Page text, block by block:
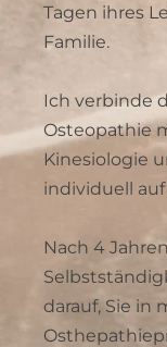
Tagen ihres
Familie.
Ich verbinde
Osteopathie
Kinesiologie
individuell
Nach 4
darauf, Sie in